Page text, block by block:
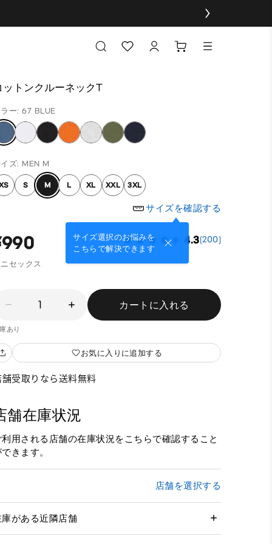
ットンクルーネックT
ー: 67 BLUE
ズ: MEN M
S M L XL XXL 3XL
サイズを確認する
サイズ選択のお悩みを
こちらで解決できます
4.3(200)
セックス
1 カートに入れる
あり
お気に入りに追加する
舗受取りなら送料無料
舗在庫状況
利用される店舗の在庫状況をこちらで確認すること
きます。
店舗を選択する
庫がある近隣店舗